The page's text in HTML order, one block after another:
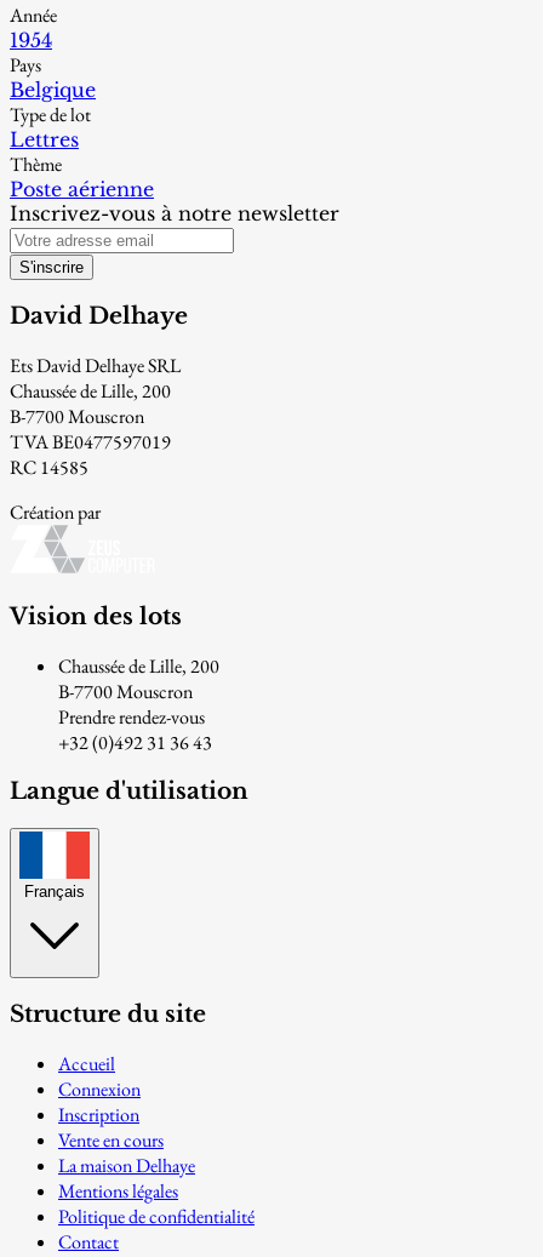
Année
1954
Pays
Belgique
Type de lot
Lettres
Thème
Poste aérienne
Inscrivez-vous à notre newsletter
S'inscrire
David Delhaye
Ets David Delhaye SRL
Chaussée de Lille, 200
B-7700 Mouscron
TVA BE0477597019
RC 14585
Création par
Vision des lots
Chaussée de Lille, 200
B-7700 Mouscron
Prendre rendez-vous
+32 (0)492 31 36 43
Langue d'utilisation
Français
Structure du site
Accueil
Connexion
Inscription
Vente en cours
La maison Delhaye
Mentions légales
Politique de confidentialité
Contact